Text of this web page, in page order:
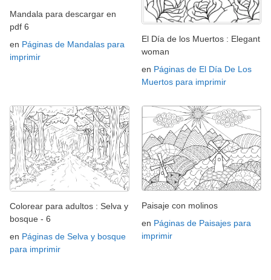
Mandala para descargar en
pdf 6
en Páginas de Mandalas para
imprimir
El Día de los Muertos : Elegant
woman
en Páginas de El Día De Los
Muertos para imprimir
Colorear para adultos : Selva y
bosque - 6
en Páginas de Selva y bosque
para imprimir
Paisaje con molinos
en Páginas de Paisajes para
imprimir